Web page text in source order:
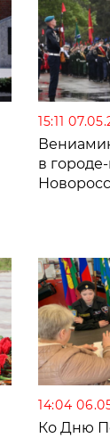
15:11
в
14:04
Ко Дню